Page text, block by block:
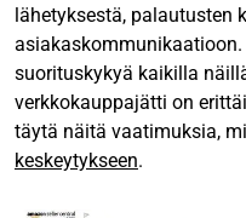
lähetyksestä, palautusten
suorituskykyä kaikilla
verkkokauppajätti on
täytä näitä vaatimuksia,
keskeytykseen.